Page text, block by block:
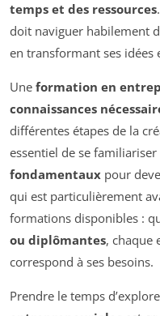
temps et des ressources
doit naviguer habilement
en transformant ses idées
Une formation en
connaissances
différentes étapes de la
essentiel de se familiariser
fondamentaux pour
qui est particulièrement
formations disponibles :
ou diplômantes, chaque
correspond à ses besoins.
Prendre le temps